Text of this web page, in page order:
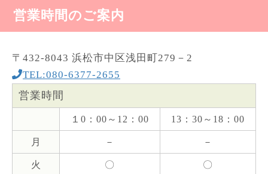
営業時間のご案内
〒432-8043 浜松市中区浅田町279－2
TEL:080-6377-2655
営業時間
１0：00～12：00 13：30～18：00
月 － －
火 〇 〇